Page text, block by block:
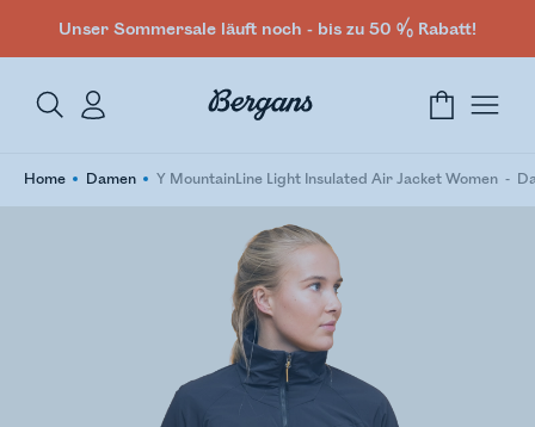
Unser Sommersale läuft noch - bis zu 50 % Rabatt!
Home Damen Y MountainLine Light Insulated Air Jacket Women